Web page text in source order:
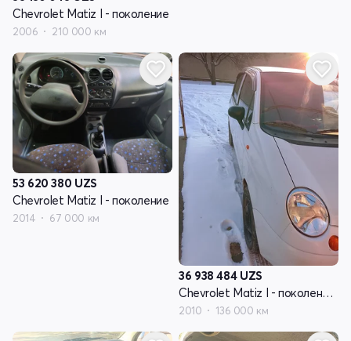
Chevrolet Matiz I - поколение
2006 210 000 км
53 620 380 UZS
Chevrolet Matiz I - поколение
2014 67 000 км
36 938 484 UZS
Chevrolet Matiz I - поколение рестайлинг
2010 136 000 км